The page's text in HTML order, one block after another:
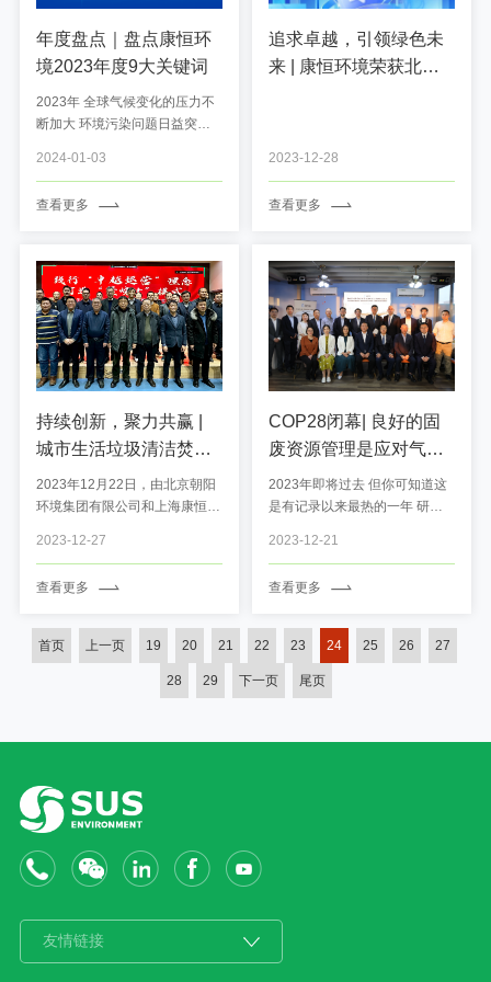
年度盘点｜盘点康恒环
境2023年度9大关键词
2023年 全球气候变化的压力不
断加大 环境污染问题日益突出
保企业的答卷 ...
2024-01-03
查看更多
追求卓越，引领绿色未
来 | 康恒环境荣获北极
2023-12-28
查看更多
持续创新，聚力共赢 |
城市生活垃圾清洁焚烧
发电技术联盟第六次全
体会议顺利召开
2023年12月22日，由北京朝阳
环境集团有限公司和上海康恒环
生活垃圾焚烧中心顺利召开，来
席会议，共话行业发展路径。 ...
2023-12-27
查看更多
COP28闭幕| 良好的固
废资源管理是应对气候
变化的关键
2023年即将过去 但你可知道这
是有记录以来最热的一年 研究
2023-12-21
查看更多
首页 上一页 19 20 21 22 23 24 25 26 27
28 29 下一页 尾页